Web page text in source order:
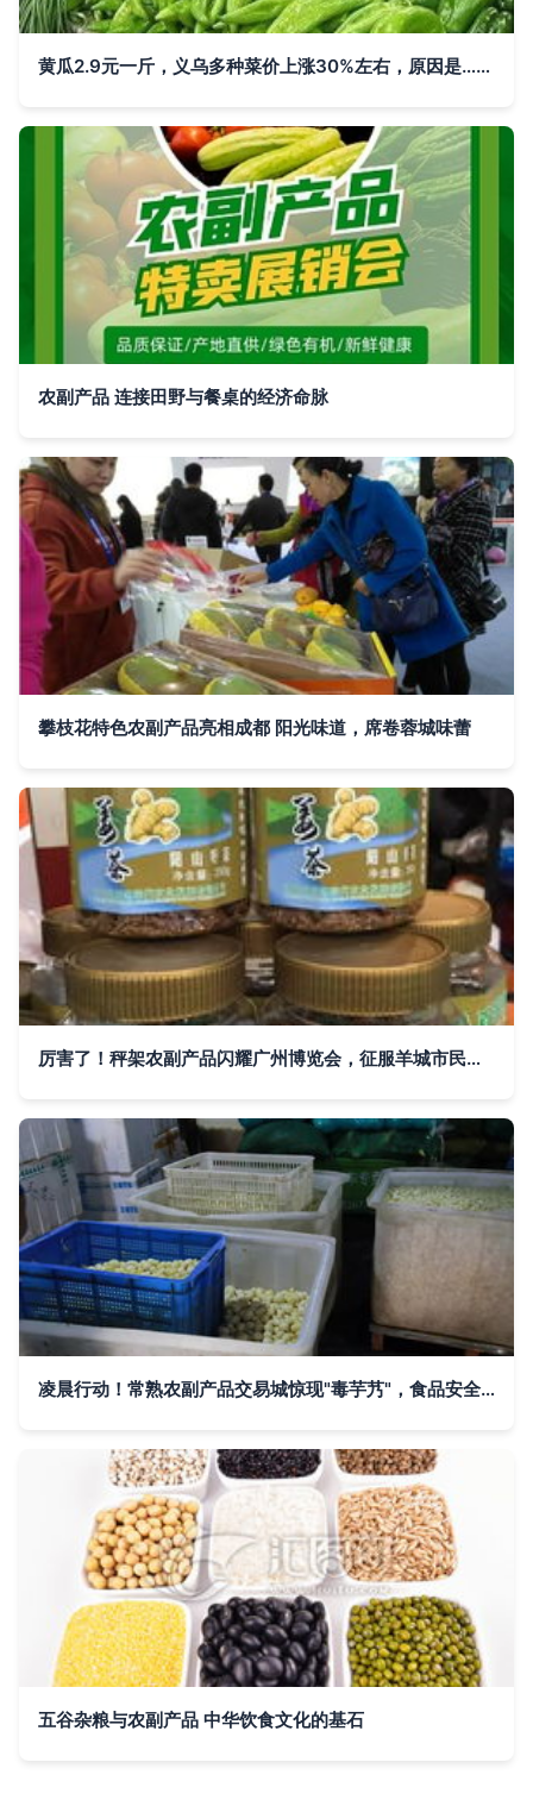
黄瓜2.9元一斤，义乌多种菜价上涨30%左右，原因是……
农副产品 连接田野与餐桌的经济命脉
攀枝花特色农副产品亮相成都 阳光味道，席卷蓉城味蕾
厉害了！秤架农副产品闪耀广州博览会，征服羊城市民味蕾
凌晨行动！常熟农副产品交易城惊现"毒芋艿"，食品安全警钟再次敲响
五谷杂粮与农副产品 中华饮食文化的基石